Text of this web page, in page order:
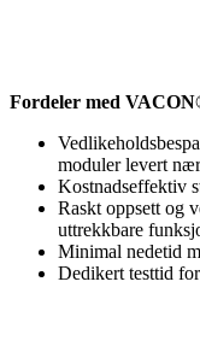
Fordeler med
moduler levert
Kostnadseffektiv
Raskt oppsett og
uttrekkbare
Minimal nedetid
Dedikert testtid